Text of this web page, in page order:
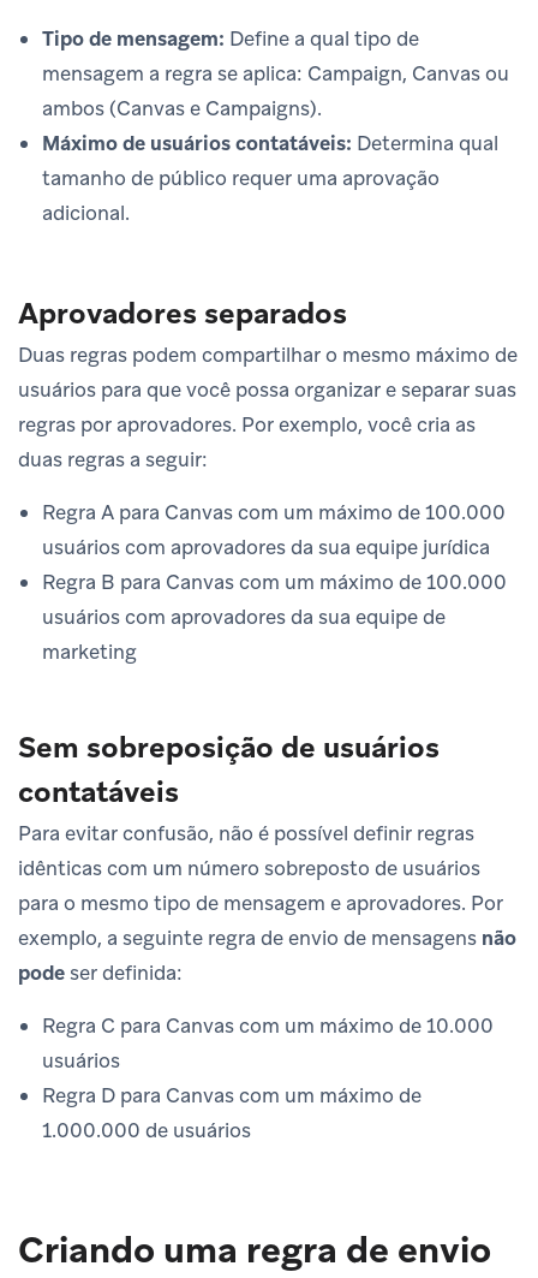
Tipo de mensagem: Define a qual tipo de
mensagem a regra se aplica: Campaign, Canvas ou
ambos (Canvas e Campaigns).
Máximo de usuários contatáveis: Determina qual
tamanho de público requer uma aprovação
adicional.
Aprovadores separados
Duas regras podem compartilhar o mesmo máximo de
usuários para que você possa organizar e separar suas
regras por aprovadores. Por exemplo, você cria as
duas regras a seguir:
Regra A para Canvas com um máximo de 100.000
usuários com aprovadores da sua equipe jurídica
Regra B para Canvas com um máximo de 100.000
usuários com aprovadores da sua equipe de
marketing
Sem sobreposição de usuários
contatáveis
Para evitar confusão, não é possível definir regras
idênticas com um número sobreposto de usuários
para o mesmo tipo de mensagem e aprovadores. Por
exemplo, a seguinte regra de envio de mensagens não
podeser definida:
Regra C para Canvas com um máximo de 10.000
usuários
Regra D para Canvas com um máximo de
1.000.000 de usuários
Criando uma regra de envio